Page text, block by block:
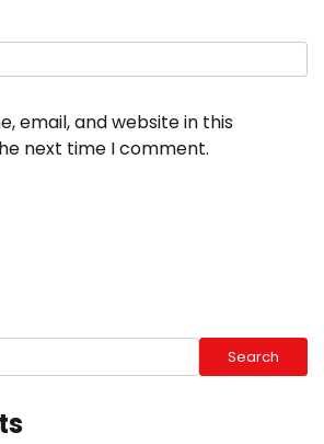
email, and website in this
next time I comment.
Search